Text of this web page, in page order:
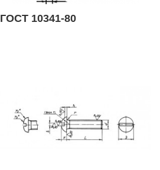
ГОСТ 10341-80